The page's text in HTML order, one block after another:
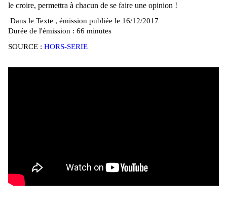
le croire, permettra à chacun de se faire une opinion !
Dans le Texte , émission publiée le 16/12/2017
Durée de l'émission : 66 minutes
SOURCE : HORS-SERIE